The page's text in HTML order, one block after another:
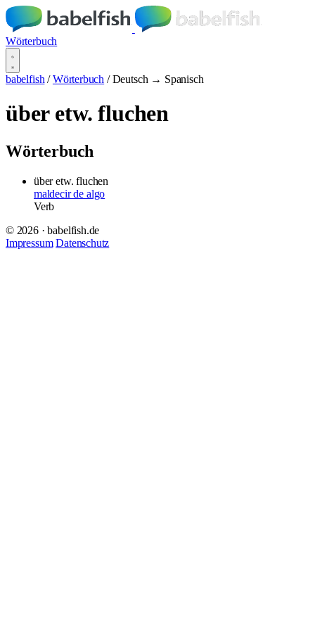
Wörterbuch
babelfish / Wörterbuch / Deutsch → Spanisch
über etw. fluchen
Wörterbuch
über etw. fluchen
maldecir de algo
Verb
© 2026 · babelfish.de
Impressum Datenschutz